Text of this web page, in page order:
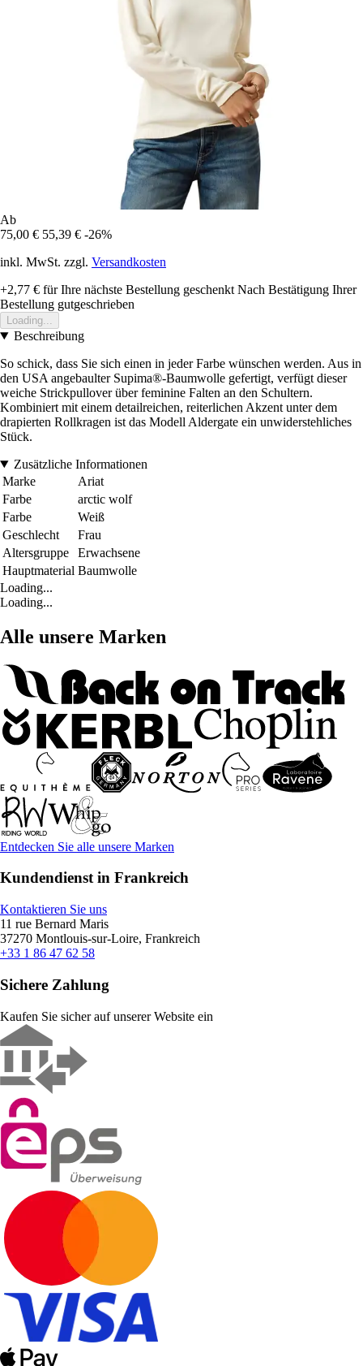
Ab
75,00 € 55,39 € -26%
inkl. MwSt. zzgl. Versandkosten
+2,77 € für Ihre nächste Bestellung geschenkt Nach Bestätigung Ihrer
Bestellung gutgeschrieben
Loading...
Beschreibung
So schick, dass Sie sich einen in jeder Farbe wünschen werden. Aus in
den USA angebaulter Supima®-Baumwolle gefertigt, verfügt dieser
weiche Strickpullover über feminine Falten an den Schultern.
Kombiniert mit einem detailreichen, reiterlichen Akzent unter dem
drapierten Rollkragen ist das Modell Aldergate ein unwiderstehliches
Stück.
Zusätzliche Informationen
Marke
Ariat
Farbe
arctic wolf
Farbe
Weiß
Geschlecht
Frau
Altersgruppe
Erwachsene
Hauptmaterial Baumwolle
Loading...
Loading...
Alle unsere Marken
Entdecken Sie alle unsere Marken
Kundendienst in Frankreich
Kontaktieren Sie uns
11 rue Bernard Maris
37270 Montlouis-sur-Loire, Frankreich
+33 1 86 47 62 58
Sichere Zahlung
Kaufen Sie sicher auf unserer Website ein